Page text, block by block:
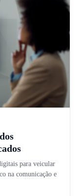
para veicular
na comunicação e